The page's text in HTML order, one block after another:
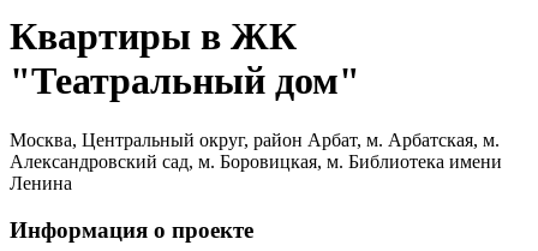
Квартиры в ЖК
"Театральный дом"
Москва, Центральный округ, район Арбат, м. Арбатская, м.
Александровский сад, м. Боровицкая, м. Библиотека имени
Ленина
Информация о проекте